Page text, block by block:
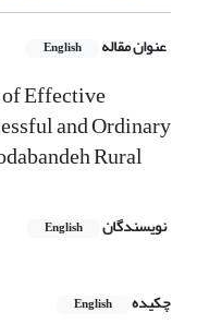
عنوان مقاله English
Effective
and Ordinary
Rural
نویسندگان English
چکیده English